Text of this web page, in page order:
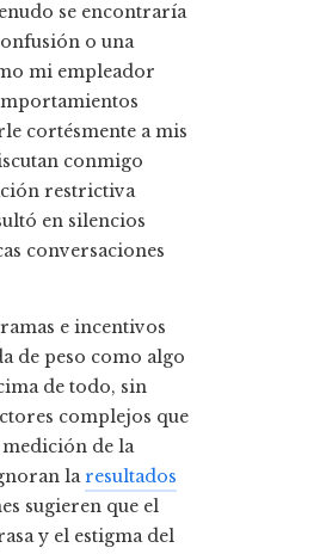
se encontraría
o una
mi empleador
cortésmente a mis
conmigo
restrictiva
en silencios
conversaciones
e incentivos
de peso como algo
de todo, sin
complejos que
de la
laresultados
sugieren que el
y el estigma del